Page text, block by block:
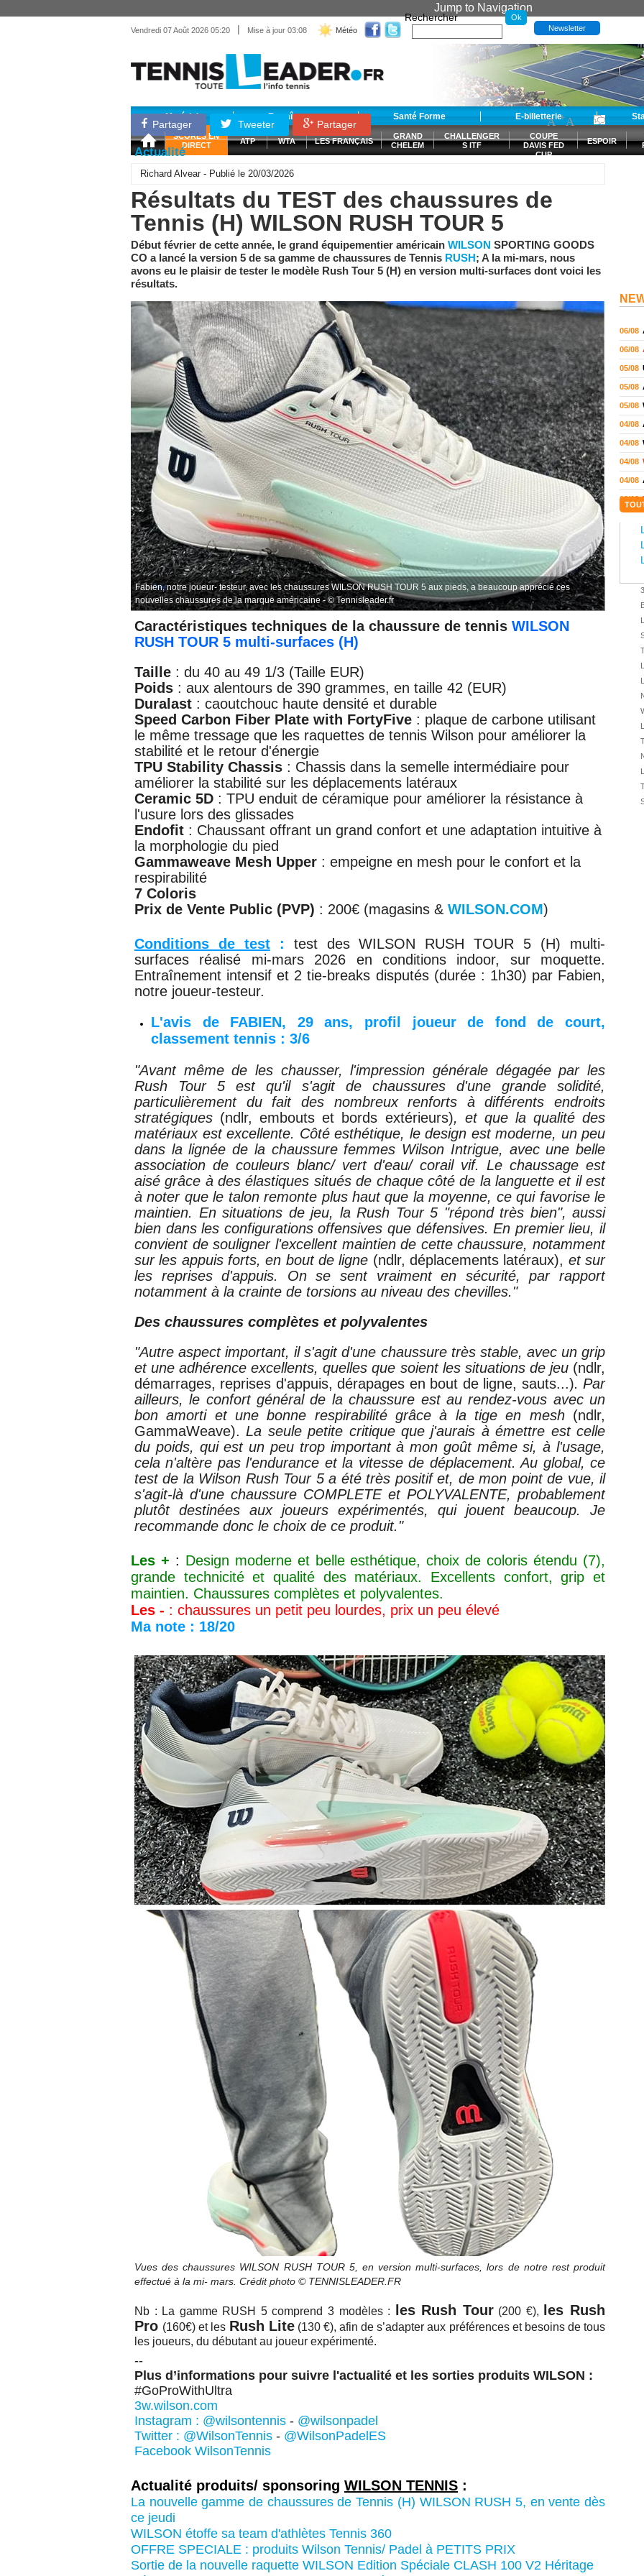
Jump to Navigation
Vendredi 07 Août 2026 05:20 | Mise à jour 03:08 Météo
Rechercher
Newsletter
Matériel Entraînement Santé Forme E-billetterie
SCORES EN
DIRECT
ATP WTA LES FRANÇAIS
GRAND
CHELEM
CHALLENGER
S ITF
COUPE
DAVIS FED
CUP
ESPOIR
Partager Tweeter Partager
-A +A
Actualité
Richard Alvear - Publié le 20/03/2026
Résultats du TEST des chaussures de
Tennis (H) WILSON RUSH TOUR 5
Début février de cette année, le grand équipementier américain WILSON SPORTING GOODS
CO a lancé la version 5 de sa gamme de chaussures de Tennis RUSH; A la mi-mars, nous
avons eu le plaisir de tester le modèle Rush Tour 5 (H) en version multi-surfaces dont voici les
résultats.
Fabien, notre joueur- testeur, avec les chaussures WILSON RUSH TOUR 5 aux pieds, a beaucoup apprécié ces
nouvelles chaussures de la marque américaine - © Tennisleader.fr
Caractéristiques techniques de la chaussure de tennis WILSON
RUSH TOUR 5 multi-surfaces (H)
Taille : du 40 au 49 1/3 (Taille EUR)
Poids : aux alentours de 390 grammes, en taille 42 (EUR)
Duralast : caoutchouc haute densité et durable
Speed Carbon Fiber Plate with FortyFive : plaque de carbone utilisant
le même tressage que les raquettes de tennis Wilson pour améliorer la
stabilité et le retour d'énergie
TPU Stability Chassis : Chassis dans la semelle intermédiaire pour
améliorer la stabilité sur les déplacements latéraux
Ceramic 5D : TPU enduit de céramique pour améliorer la résistance à
l'usure lors des glissades
Endofit : Chaussant offrant un grand confort et une adaptation intuitive à
la morphologie du pied
Gammaweave Mesh Upper : empeigne en mesh pour le confort et la
respirabilité
7 Coloris
Prix de Vente Public (PVP) : 200€ (magasins & WILSON.COM)
Conditions de test: test des WILSON RUSH TOUR 5 (H) multi-
surfaces réalisé mi-mars 2026 en conditions indoor, sur moquette.
Entraînement intensif et 2 tie-breaks disputés (durée : 1h30) par Fabien,
notre joueur-testeur.
L'avis de FABIEN, 29 ans, profil joueur de fond de court,
classement tennis : 3/6
"Avant même de les chausser, l'impression générale dégagée par les
Rush Tour 5 est qu'il s'agit de chaussures d'une grande solidité,
particulièrement du fait des nombreux renforts à différents endroits
stratégiques (ndlr, embouts et bords extérieurs), et que la qualité des
matériaux est excellente. Côté esthétique, le design est moderne, un peu
dans la lignée de la chaussure femmes Wilson Intrigue, avec une belle
association de couleurs blanc/ vert d'eau/ corail vif. Le chaussage est
aisé grâce à des élastiques situés de chaque côté de la languette et il est
à noter que le talon remonte plus haut que la moyenne, ce qui favorise le
maintien. En situations de jeu, la Rush Tour 5 "répond très bien", aussi
bien dans les configurations offensives que défensives. En premier lieu, il
convient de souligner l'excellent maintien de cette chaussure, notamment
sur les appuis forts, en bout de ligne (ndlr, déplacements latéraux), et sur
les reprises d'appuis. On se sent vraiment en sécurité, par rapport
notamment à la crainte de torsions au niveau des chevilles."
Des chaussures complètes et polyvalentes
"Autre aspect important, il s'agit d'une chaussure très stable, avec un grip
et une adhérence excellents, quelles que soient les situations de jeu (ndlr,
démarrages, reprises d'appuis, dérapages en bout de ligne, sauts...). Par
ailleurs, le confort général de la chaussure est au rendez-vous avec un
bon amorti et une bonne respirabilité grâce à la tige en mesh (ndlr,
GammaWeave).La seule petite critique que j'aurais à émettre est celle
du poids, qui est un peu trop important à mon goût même si, à l'usage,
cela n'altère pas l'endurance et la vitesse de déplacement. Au global, ce
test de la Wilson Rush Tour 5 a été très positif et, de mon point de vue, il
s'agit-là d'une chaussure COMPLETE et POLYVALENTE, probablement
plutôt destinées aux joueurs expérimentés, qui jouent beaucoup. Je
recommande donc le choix de ce produit."
Les + : Design moderne et belle esthétique, choix de coloris étendu (7),
grande technicité et qualité des matériaux. Excellents confort, grip et
maintien. Chaussures complètes et polyvalentes.
Les - : chaussures un petit peu lourdes, prix un peu élevé
Ma note : 18/20
Vues des chaussures WILSON RUSH TOUR 5, en version multi-surfaces, lors de notre rest produit
effectué à la mi- mars. Crédit photo © TENNISLEADER.FR
Nb : La gamme RUSH 5 comprend 3 modèles : les Rush Tour(200 €),
les Rush
Pro (160€) et les Rush Lite(130 €), afin de s’adapter aux préférences et besoins de tous
les joueurs, du débutant au joueur expérimenté.
--
Plus d’informations pour suivre l'actualité et les sorties produits WILSON :
#GoProWithUltra
3w.wilson.com
Instagram : @wilsontennis - @wilsonpadel
Twitter : @WilsonTennis - @WilsonPadelES
Facebook WilsonTennis
Actualité produits/ sponsoring WILSON TENNIS :
La nouvelle gamme de chaussures de Tennis (H) WILSON RUSH 5, en vente dès
ce jeudi
WILSON étoffe sa team d'athlètes Tennis 360
OFFRE SPECIALE : produits Wilson Tennis/ Padel à PETITS PRIX
Sortie de la nouvelle raquette WILSON Edition Spéciale CLASH 100 V2 Héritage
06/08
06/08
05/08
05/08
05/08
04/08
04/08
04/08
04/08
03/08